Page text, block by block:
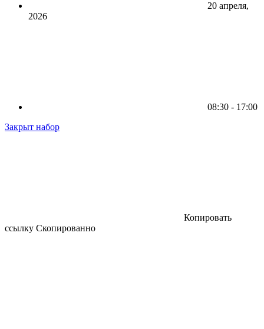
20 апреля,
2026
08:30 - 17:00
Закрыт набор
Копировать
ссылку Скопированно